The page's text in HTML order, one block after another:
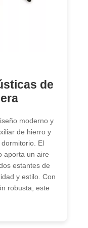
de
moderno y
de hierro y
El
aporta un aire
estantes de
y estilo. Con
robusta, este